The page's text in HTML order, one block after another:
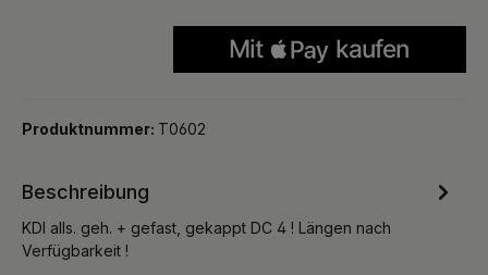
Produktnummer: T0602
Beschreibung
KDI alls. geh. + gefast, gekappt DC 4 ! Längen nach
Verfügbarkeit !